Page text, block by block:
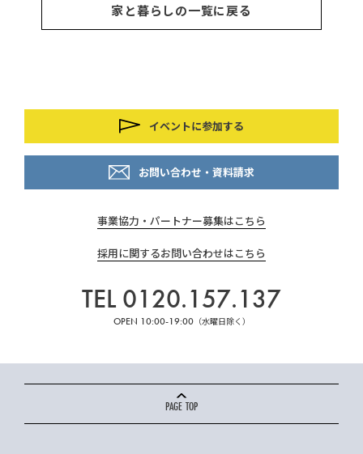
家と暮らしの一覧に戻る
イベントに参加する
お問い合わせ・資料請求
事業協力・パートナー募集はこちら
採用に関するお問い合わせはこちら
TEL 0120.157.137
OPEN 10:00-19:00（水曜日除く）
PAGE TOP